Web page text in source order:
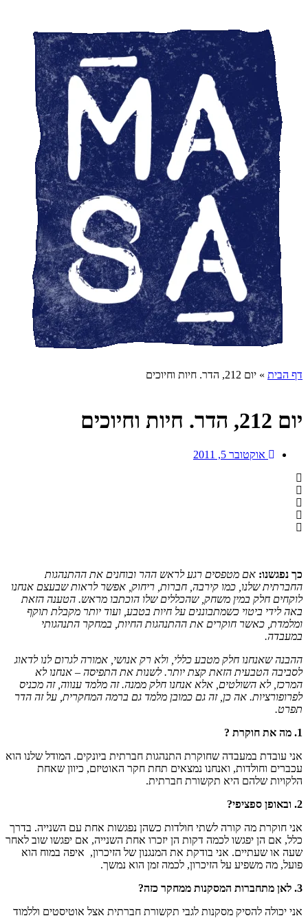
דף הבית » יום 212, הדר. חיות וחיוכים
יום 212, הדר. חיות וחיוכים
אוקטובר 5, 2011
כך נפגשנו: אם מטפסים רגע לראש ההר ובוחנים את ההתנהגות
החברתית שלנו, כמו קירבה, חברות, ריחוק, אפשר לראות שבעצם אנחנו
לוקחים חלק במין משחק, שהכללים שלו הוכתבו מראש. הטענה הזאת
באה לידי ביטוי כשמתבוננים על חיות בטבע, ועוד יותר מקבלת תוקף
ומלמדת, כאשר חוקרים את ההתנהגות החיות, במחקר התנהגותי
במעבדה.
ההבנה שאנחנו חלק מטבע כללי, ולא רק אנושי, אמורה לגרום לנו לדאוג
לסביבה הטבעית הזאת קצת יותר. לשנות את התפיסה – אנחנו לא
המרכז, לא השולטים, אלא אנחנו חלק ממנה. זה מלמד ענווה, זה מכניס
לפרופורציות. אה כן, זה גם כמובן מלמד גם ברמה המחקרית, על זה הדר
תפרט.
1. מה את חוקרת ?
אני עובדת במעבדה שחוקרת התנהגות חברתית ביונקים. המודל שלנו הוא
עכברים וחולדות, ואנחנו נמצאים תחת חקר האוטיזם, כיוון שאחת
הלקויות שלהם היא תקשורת חברתית.
2. ובאופן ספציפי?
אני חוקרת מה קורה לשתי חולדות כשהן נפגשות אחת עם השנייה. בדרך
כלל, אם הן יפגשו לכמה דקות הן יזכרו אחת השנייה, אם יפגשו שוב לאחר
שעה או שעתיים. אני בודקת את המנגנון של הזיכרון, איפה במוח הוא
פועל, מה משפיע על הזיכרון, לכמה זמן הוא נמשך.
3. לאן מתחברות המסקנות ממחקר כזה?
אני יכולה להסיק מסקנות לגבי תקשורת חברתית אצל אוטיסטים וללמוד